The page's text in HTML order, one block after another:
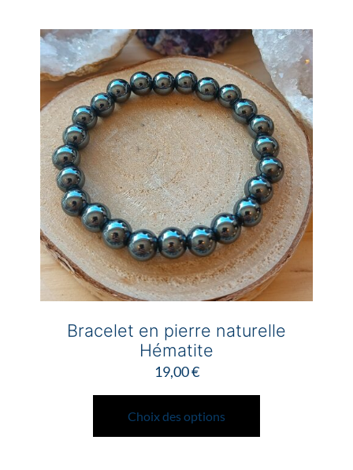
Bracelet en pierre naturelle
Hématite
19,00€
Choix des options
Ce
a